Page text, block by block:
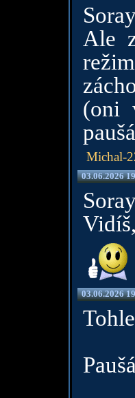
Ale
(oni
Michal-
03.06.2026
03.06.2026